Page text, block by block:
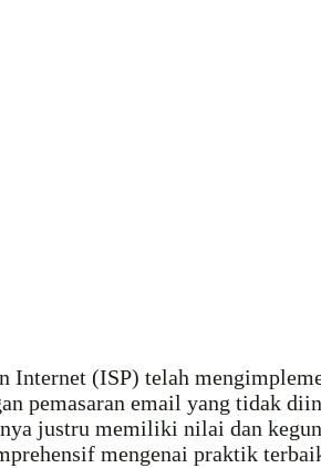
Internet (ISP) telah
pemasaran email yang tidak
justru memiliki nilai dan
mengenai praktik